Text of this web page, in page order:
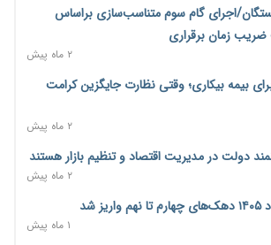
مالیاتی: بلاگرهای پردرآمد مشمول پرداخت
۱ روز پیش
پیش‌بینی افزایش تولید برنج؛ نیاز وارداتی کشور به ۵۰۰ هزار تن
۱ روز پیش
امضای تفاهم‌نامه تجاری ایران و پاکستان؛ هدف‌گذاری تجارت ۱۰
برای تمدید ورود موقت کالا و خودرو تا
اجرای گام سوم متناسب‌سازی براساس
۲ ماه پیش
بیمه بیکاری؛ وقتی نظارت جایگزین کرامت
۲ ماه پیش
دولت در مدیریت اقتصاد و تنظیم بازار هستند
۲ ماه پیش
شد
۱ ماه پیش